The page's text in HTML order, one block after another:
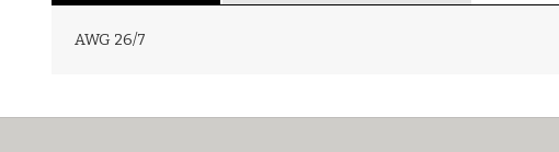
AWG 26/7